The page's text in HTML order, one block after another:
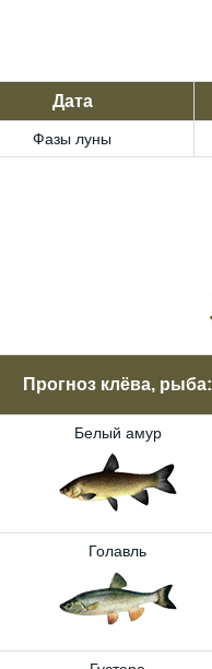
Дата
Фазы луны
Прогноз клёва, рыба:
Белый амур
Голавль